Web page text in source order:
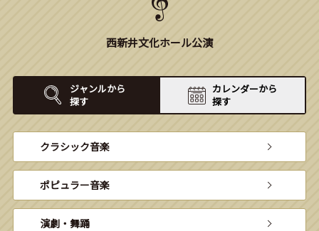
西新井文化ホール公演
ジャンルから
探す
カレンダーから
探す
クラシック音楽
ポピュラー音楽
演劇・舞踊